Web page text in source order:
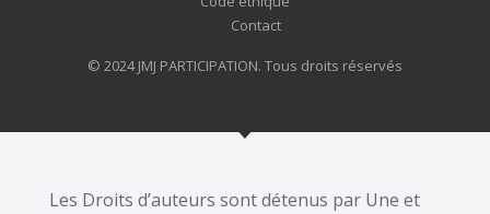
© 2024 JMJ PARTICIPATION. Tous droits réservés
Contact
Les Droits d’auteurs sont détenus par Une et